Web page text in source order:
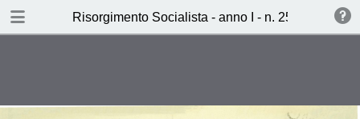
Risorgimento Socialista - anno I - n. 25 - 8
TABLE OF CONTENTS
Reggio Emilia anno zero (T.M.)